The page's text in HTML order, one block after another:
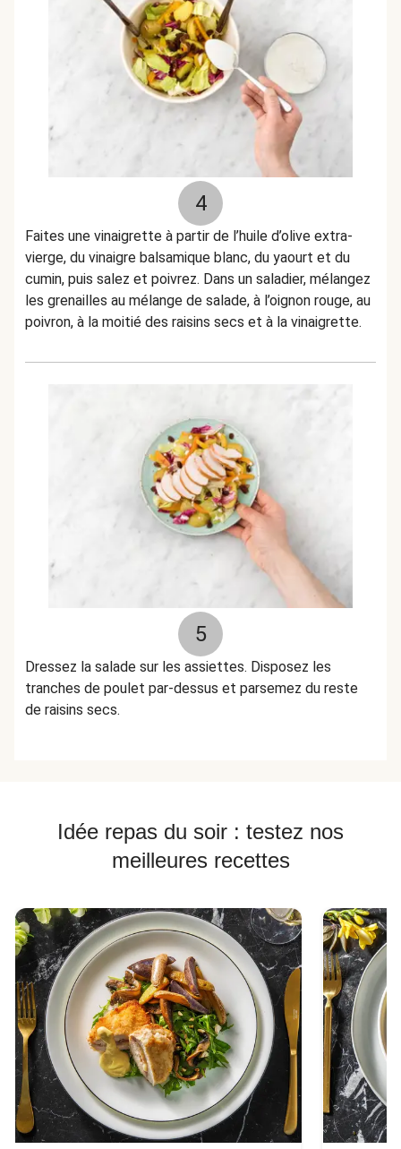
4
Faites une vinaigrette à partir de l’huile d’olive extra-
vierge, du vinaigre balsamique blanc, du yaourt et du
cumin, puis salez et poivrez. Dans un saladier, mélangez
les grenailles au mélange de salade, à l’oignon rouge, au
poivron, à la moitié des raisins secs et à la vinaigrette.
5
Dressez la salade sur les assiettes. Disposez les
tranches de poulet par-dessus et parsemez du reste
de raisins secs.
Idée repas du soir : testez nos
meilleures recettes